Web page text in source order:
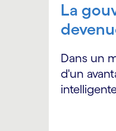
La
Dans un
d'un